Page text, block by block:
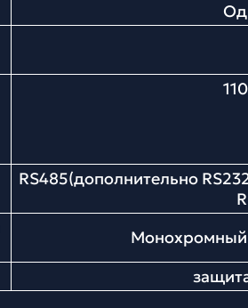
RS485(дополнительно
Монохромный